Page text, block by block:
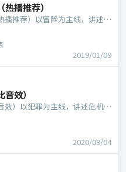
播推荐）
播推荐）以冒险为主线，讲述危
长；巴西班底，贾樟柯执导，
演。
2019/01/09
效）
效）以犯罪为主线，讲述危机中
德国班底，丁黑执导，倪妮、
2020/09/04